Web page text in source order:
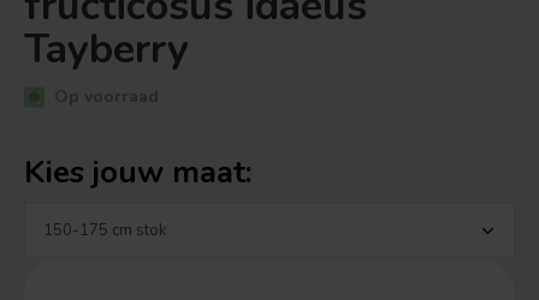
Tayberry
Op voorraad
Kies jouw maat: